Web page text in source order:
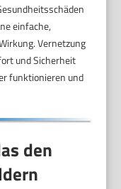
einfache,
Vernetzung
und Sicherheit
funktionieren und
den